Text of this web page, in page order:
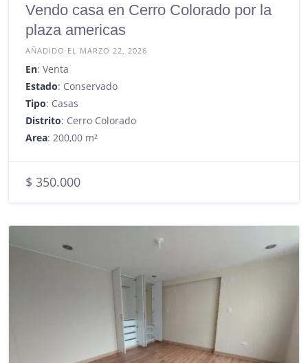
Vendo casa en Cerro Colorado por la
plaza americas
AÑADIDO EL MARZO 22, 2026
En: Venta
Estado: Conservado
Tipo: Casas
Distrito: Cerro Colorado
Area: 200,00 m²
$ 350.000